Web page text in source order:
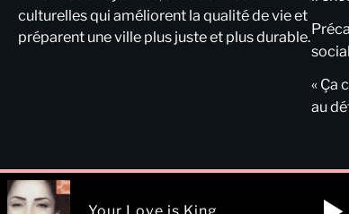
culturelles qui améliorent la qualité de vie et
préparent une ville plus juste et plus durable.
« Ça
au